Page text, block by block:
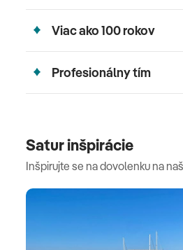
Viac ako 100 rokov
Profesionálny tím
Satur inšpirácie
Inšpirujte se na dovolenku na